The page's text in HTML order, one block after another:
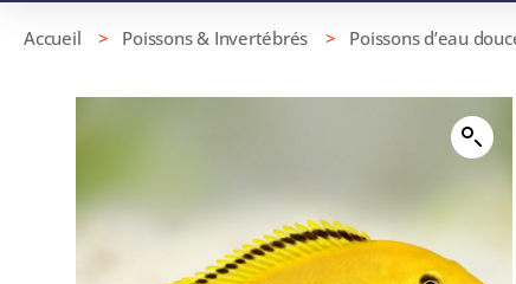
Accueil > Poissons & Invertébrés > Poissons d’eau